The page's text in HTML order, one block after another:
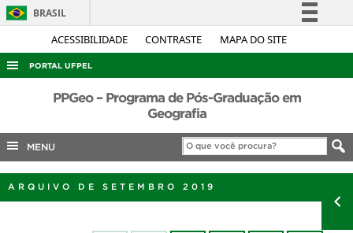
ACESSIBILIDADE CONTRASTE MAPA DO SITE
BRASIL
Simplifique!
Acesso à informação
Legislação
Canais
PORTAL UFPEL
ACESSO À INFORMAÇÃO
COBALTO
CONCURSOS
PPGeo – Programa de Pós-Graduação em
Geografia
MENU
ARQUIVO DE SETEMBRO 2019